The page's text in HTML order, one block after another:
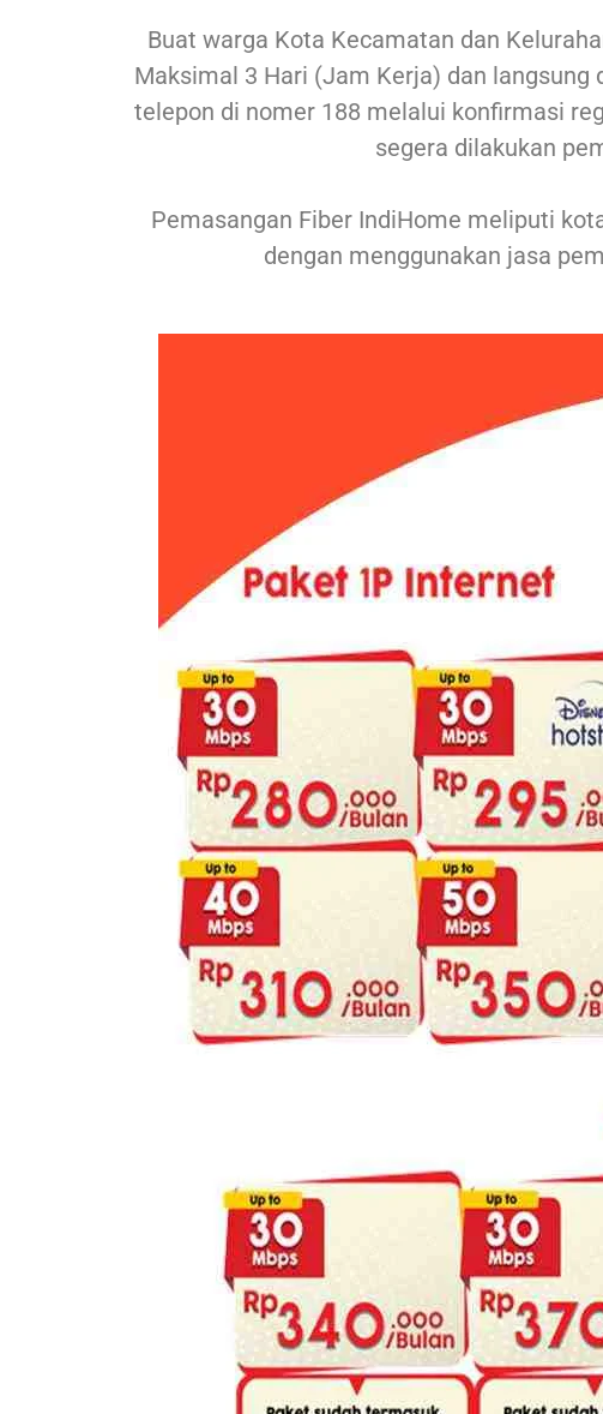
Buat warga Kota Kecamatan dan
Maksimal 3 Hari (Jam Kerja) dan
telepon di nomer 188 melalui konfirmasi
segera dilakukan
Pemasangan Fiber IndiHome meliputi
dengan menggunakan jasa